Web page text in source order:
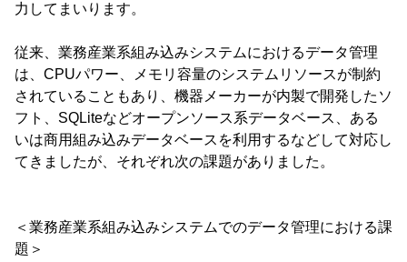
力してまいります。
従来、業務産業系組み込みシステムにおけるデータ管理
は、CPUパワー、メモリ容量のシステムリソースが制約
されていることもあり、機器メーカーが内製で開発したソ
フト、SQLiteなどオープンソース系データベース、ある
いは商用組み込みデータベースを利用するなどして対応し
てきましたが、それぞれ次の課題がありました。
＜業務産業系組み込みシステムでのデータ管理における課
題＞